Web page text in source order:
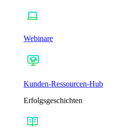
Webinare
Kunden-Ressourcen-Hub
Erfolgsgeschichten